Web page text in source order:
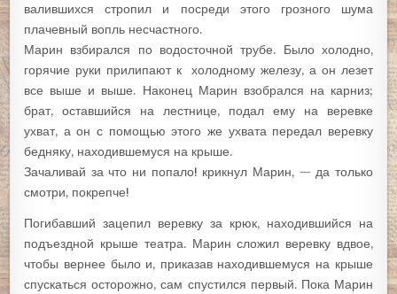
валившихся стропил и посреди этого грозного шума
плачевный вопль несчастного.
Марин взбирался по водосточной трубе. Было холодно,
горячие руки прилипают к холодному железу, а он лезет
все выше и выше. Наконец Марин взобрался на карниз;
брат, оставшийся на лестнице, подал ему на веревке
ухват, а он с помощью этого же ухвата передал веревку
бедняку, находившемуся на крыше.
Зачаливай за что ни попало! крикнул Марин, — да только
смотри, покрепче!
Погибавший зацепил веревку за крюк, находившийся на
подъездной крыше театра. Марин сложил веревку вдвое,
чтобы вернее было и, приказав находившемуся на крыше
спускаться осторожно, сам спустился первый. Пока Марин